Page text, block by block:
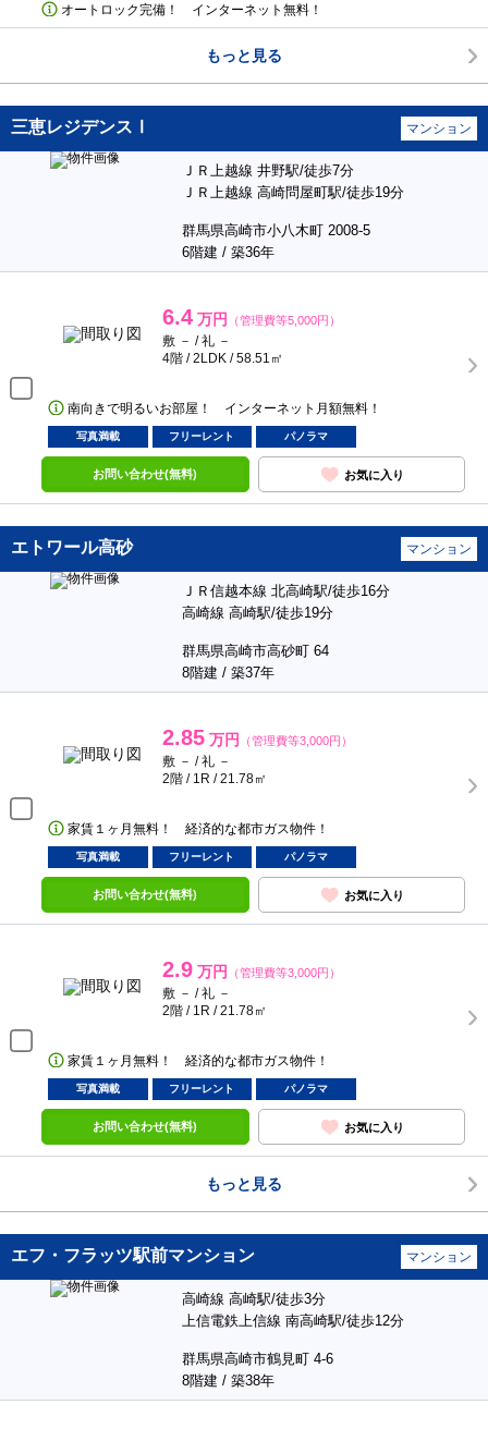
オートロック完備！ インターネット無料！
もっと見る
三恵レジデンスⅠ マンション
ＪＲ上越線 井野駅/徒歩7分
ＪＲ上越線 高崎問屋町駅/徒歩19分
群馬県高崎市小八木町 2008-5
6階建 / 築36年
6.4 万円 （管理費等5,000円）
敷 － / 礼 －
4階 / 2LDK / 58.51㎡
南向きで明るいお部屋！ インターネット月額無料！
写真満載 フリーレント パノラマ
お問い合わせ(無料) お気に入り
エトワール高砂 マンション
ＪＲ信越本線 北高崎駅/徒歩16分
高崎線 高崎駅/徒歩19分
群馬県高崎市高砂町 64
8階建 / 築37年
2.85 万円 （管理費等3,000円）
敷 － / 礼 －
2階 / 1R / 21.78㎡
家賃１ヶ月無料！ 経済的な都市ガス物件！
写真満載 フリーレント パノラマ
お問い合わせ(無料) お気に入り
2.9 万円 （管理費等3,000円）
敷 － / 礼 －
2階 / 1R / 21.78㎡
家賃１ヶ月無料！ 経済的な都市ガス物件！
写真満載 フリーレント パノラマ
お問い合わせ(無料) お気に入り
もっと見る
エフ・フラッツ駅前マンション マンション
高崎線 高崎駅/徒歩3分
上信電鉄上信線 南高崎駅/徒歩12分
群馬県高崎市鶴見町 4-6
8階建 / 築38年